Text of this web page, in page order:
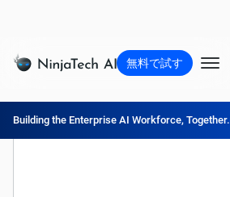
Building the Enterprise AI Workforce, Together.
無料で試す